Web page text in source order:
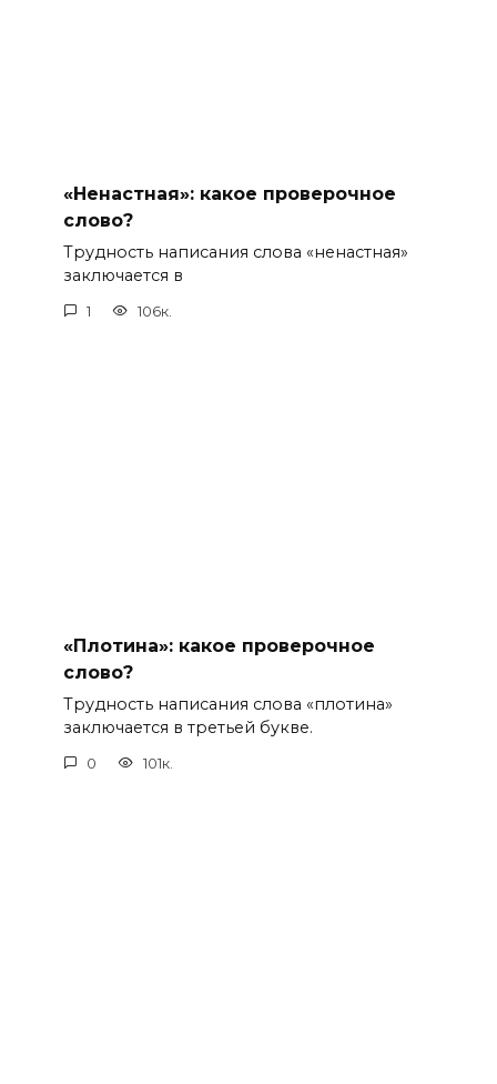
«Ненастная»: какое проверочное
слово?
Трудность написания слова «ненастная»
заключается в
1 106к.
«Плотина»: какое проверочное
слово?
Трудность написания слова «плотина»
заключается в третьей букве.
0 101к.